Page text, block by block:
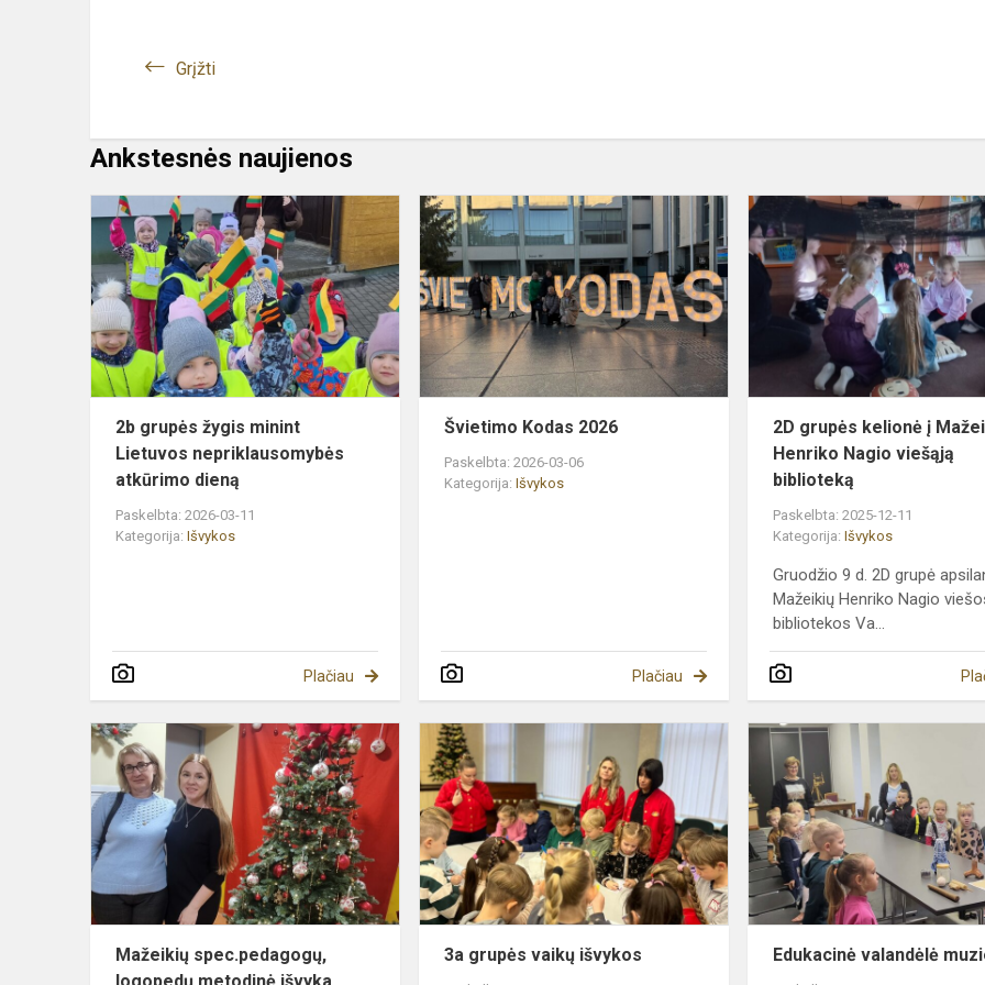
Grįžti
Ankstesnės naujienos
grupės
žygis
minint
Lietuvos
nepriklausomybės
atkūrimo
d...
2b grupės žygis minint
Lietuvos nepriklausomybės
atkūrimo dieną
Paskelbta: 2026-03-11
Kategorija: Išvykos
Plačiau
Švietimo
Kodas
2026
Švietimo Kodas 2026
Paskelbta: 2026-03-06
Kategorija:Išvykos
Plačiau
2D grupės kelionė į
Henriko Nagio viešąją
biblioteką
Paskelbta: 2025-12-11
Kategorija:Išvykos
Gruodžio 9 d. 2D grupė
Mažeikių Henriko Nagio
bibliotekos Va...
Mažeikių
spec.pedagogų,
logopedų
metodinė
išvyka
Mažeikių spec.pedagogų,
grupės
vaikų
išvykos
3a grupės vaikų išvykos Edukacinė valandėlė